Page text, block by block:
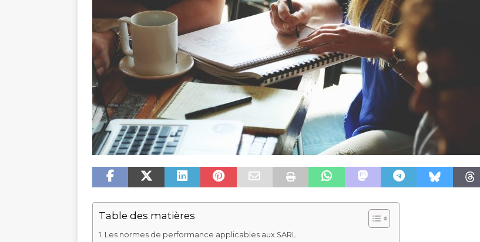
Table des matières
Les normes de performance applicables aux SARL